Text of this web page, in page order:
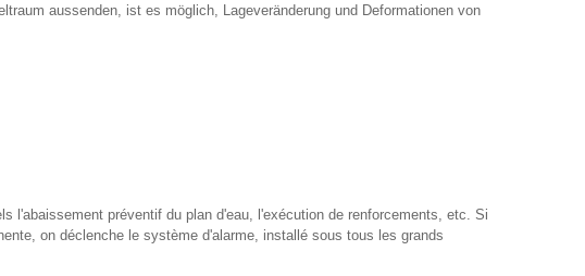
aussenden, ist es möglich, Lageveränderung und Deformationen von
l'abaissement préventif du plan d'eau, l'exécution de renforcements, etc. Si
on déclenche le système d'alarme, installé sous tous les grands